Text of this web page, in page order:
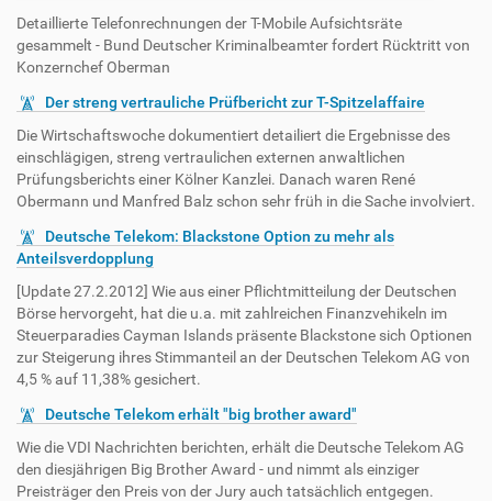
Detaillierte Telefonrechnungen der T-Mobile Aufsichtsräte
gesammelt - Bund Deutscher Kriminalbeamter fordert Rücktritt von
Konzernchef Oberman
Der streng vertrauliche Prüfbericht zur T-Spitzelaffaire
Die Wirtschaftswoche dokumentiert detailiert die Ergebnisse des
einschlägigen, streng vertraulichen externen anwaltlichen
Prüfungsberichts einer Kölner Kanzlei. Danach waren René
Obermann und Manfred Balz schon sehr früh in die Sache involviert.
Deutsche Telekom: Blackstone Option zu mehr als
Anteilsverdopplung
[Update 27.2.2012] Wie aus einer Pflichtmitteilung der Deutschen
Börse hervorgeht, hat die u.a. mit zahlreichen Finanzvehikeln im
Steuerparadies Cayman Islands präsente Blackstone sich Optionen
zur Steigerung ihres Stimmanteil an der Deutschen Telekom AG von
4,5 % auf 11,38% gesichert.
Deutsche Telekom erhält "big brother award"
Wie die VDI Nachrichten berichten, erhält die Deutsche Telekom AG
den diesjährigen Big Brother Award - und nimmt als einziger
Preisträger den Preis von der Jury auch tatsächlich entgegen.